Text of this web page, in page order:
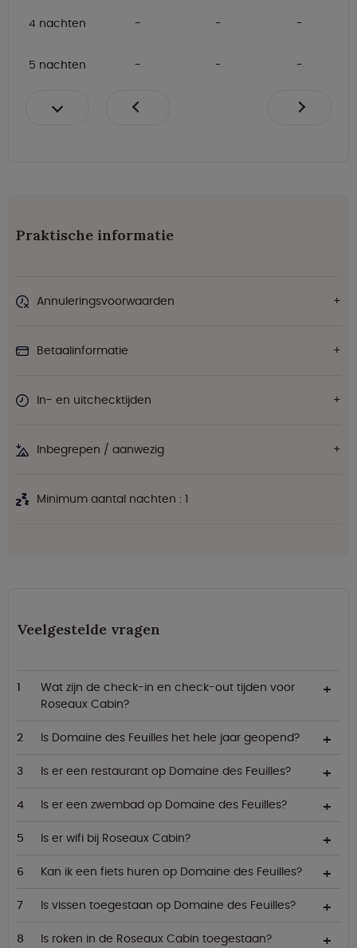
4 nachten
5 nachten
Praktische informatie
Annuleringsvoorwaarden
Betaalinformatie
In- en uitchecktijden
Inbegrepen / aanwezig
Minimum aantal nachten : 1
Veelgestelde vragen
Wat zijn de check-in en check-out tijden voor
Roseaux Cabin?
Is Domaine des Feuilles het hele jaar geopend?
Is er een restaurant op Domaine des Feuilles?
Is er een zwembad op Domaine des Feuilles?
Is er wifi bij Roseaux Cabin?
Kan ik een fiets huren op Domaine des Feuilles?
Is vissen toegestaan op Domaine des Feuilles?
Is roken in de Roseaux Cabin toegestaan?